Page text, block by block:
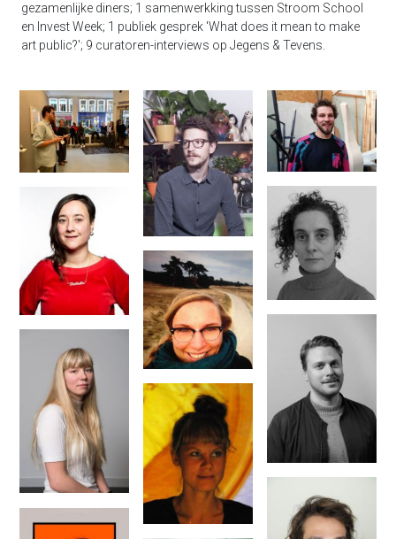
gezamenlijke diners; 1 samenwerkking tussen Stroom School
en Invest Week; 1 publiek gesprek 'What does it mean to make
art public?'; 9 curatoren-interviews op Jegens & Tevens.